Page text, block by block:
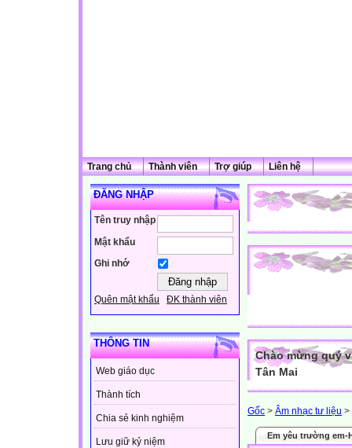
Trang chủ Thành viên Trợ giúp Liên hệ
ĐĂNG NHẬP
Tên truy nhập
Mật khẩu
Ghi nhớ
Quên mật khẩu ĐK thành viên
THÔNG TIN
Web giáo dục
Thành tích
Chia sẻ kinh nghiệm
Lưu giữ kỷ niệm
Chào mừng quý
Tân Mai
Gốc > Âm nhạc tư liệu >
Em yêu trường em-